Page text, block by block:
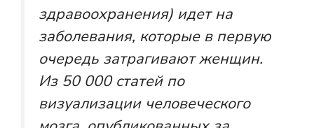
здравоохранения) идет на
заболевания, которые в первую
очередь затрагивают женщин.
Из 50 000 статей по
визуализации человеческого